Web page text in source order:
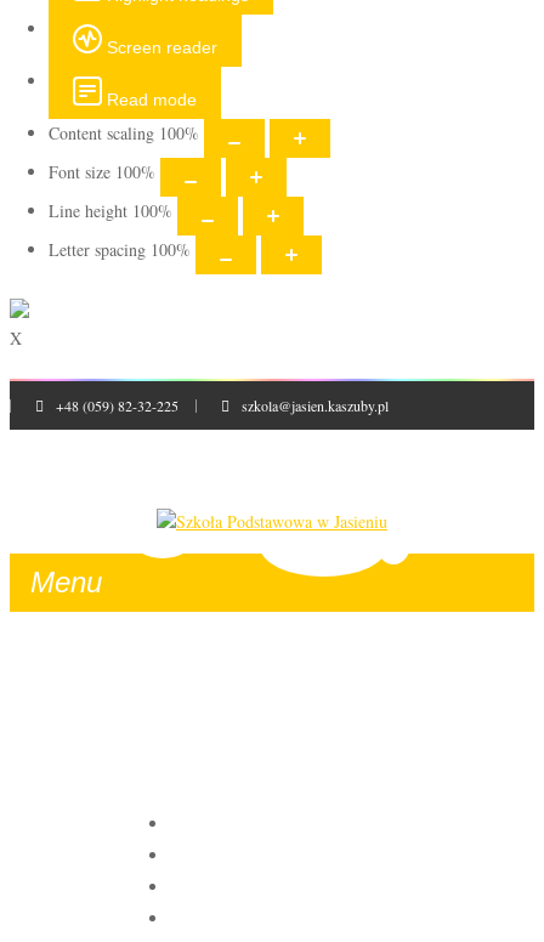
Screen reader
Read mode
Content scaling 100%
Font size 100%
Line height 100%
Letter spacing 100%
X
+48 (059) 82-32-225 szkola@jasien.kaszuby.pl
Menu